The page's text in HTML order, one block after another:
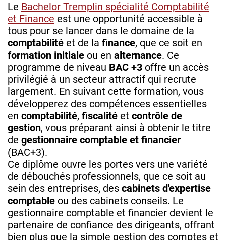
Le Bachelor Tremplin spécialité Comptabilité
et Finance est une opportunité accessible à
tous pour se lancer dans le domaine de la
comptabilité et de la finance, que ce soit en
formation initiale ou en alternance. Ce
programme de niveau BAC +3 offre un accès
privilégié à un secteur attractif qui recrute
largement. En suivant cette formation, vous
développerez des compétences essentielles
en comptabilité, fiscalité et contrôle de
gestion, vous préparant ainsi à obtenir le titre
de gestionnaire comptable et financier
(BAC+3).
Ce diplôme ouvre les portes vers une variété
de débouchés professionnels, que ce soit au
sein des entreprises, des cabinets d'expertise
comptable ou des cabinets conseils. Le
gestionnaire comptable et financier devient le
partenaire de confiance des dirigeants, offrant
bien plus que la simple gestion des comptes et